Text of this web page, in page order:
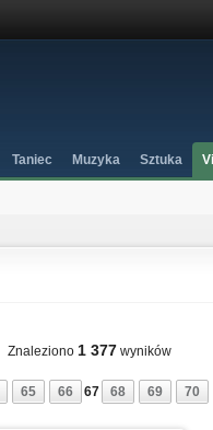
Taniec Muzyka Sztuka
Znaleziono 1 377 wyników
65 66 67 68 69 70